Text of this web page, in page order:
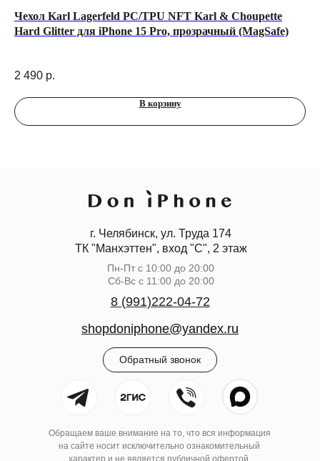
Чехол Karl Lagerfeld PC/TPU NFT Karl & Choupette
Hard Glitter для iPhone 15 Pro, прозрачный (MagSafe)
2 490 р.
В корзину
г. Челябинск, ул. Труда 174
ТК "Манхэттен", вход "С", 2 этаж
Пн-Пт с 10:00 до 20:00
Сб-Вс с 11:00 до 20:00
Обратный звонок
8 (991)222-04-72
shopdoniphone@yandex.ru
Обращаем ваше внимание на то, что вся информация
на сайте носит исключительно ознакомительный
характер и не является публичной офертой.